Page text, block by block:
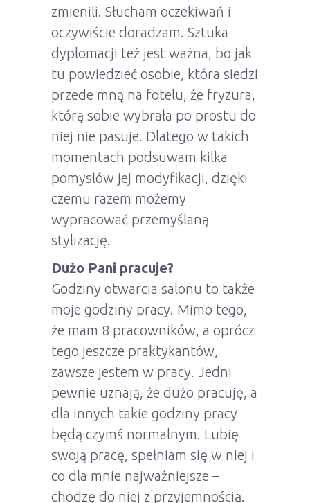
zmienili. Słucham oczekiwań i
oczywiście doradzam. Sztuka
dyplomacji też jest ważna, bo jak
tu powiedzieć osobie, która siedzi
przede mną na fotelu, że fryzura,
którą sobie wybrała po prostu do
niej nie pasuje. Dlatego w takich
momentach podsuwam kilka
pomysłów jej modyfikacji, dzięki
czemu razem możemy
wypracować przemyślaną
stylizację.
Dużo Pani pracuje?
Godziny otwarcia salonu to także
moje godziny pracy. Mimo tego,
że mam 8 pracowników, a oprócz
tego jeszcze praktykantów,
zawsze jestem w pracy. Jedni
pewnie uznają, że dużo pracuję, a
dla innych takie godziny pracy
będą czymś normalnym. Lubię
swoją pracę, spełniam się w niej i
co dla mnie najważniejsze –
chodzę do niej z przyjemnością.